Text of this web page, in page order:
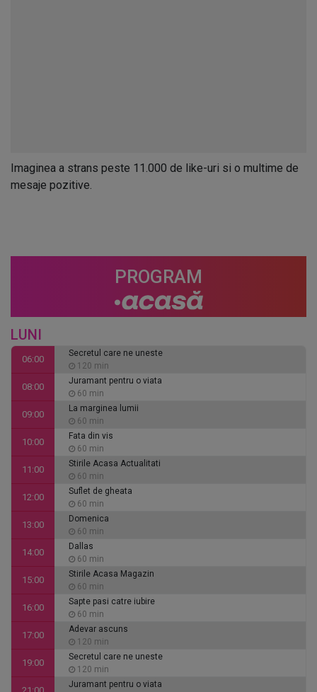
Imaginea a strans peste 11.000 de like-uri si o multime de
mesaje pozitive.
PROGRAM
LUNI
06:00
Secretul care ne uneste
120 min
08:00
Juramant pentru o viata
60 min
09:00
La marginea lumii
60 min
10:00
Fata din vis
60 min
11:00
Stirile Acasa Actualitati
60 min
12:00
Suflet de gheata
60 min
13:00
Domenica
60 min
14:00
Dallas
60 min
15:00
Stirile Acasa Magazin
60 min
16:00
Sapte pasi catre iubire
60 min
17:00
Adevar ascuns
120 min
19:00
Secretul care ne uneste
120 min
Juramant pentru o viata